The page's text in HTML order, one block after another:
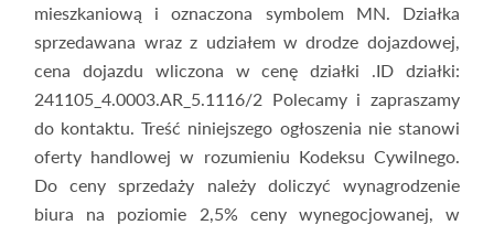
mieszkaniową i oznaczona symbolem MN. Działka
sprzedawana wraz z udziałem w drodze dojazdowej,
cena dojazdu wliczona w cenę działki .ID działki:
241105_4.0003.AR_5.1116/2 Polecamy i zapraszamy
do kontaktu. Treść niniejszego ogłoszenia nie stanowi
oferty handlowej w rozumieniu Kodeksu Cywilnego.
Do ceny sprzedaży należy doliczyć wynagrodzenie
biura na poziomie 2,5% ceny wynegocjowanej, w